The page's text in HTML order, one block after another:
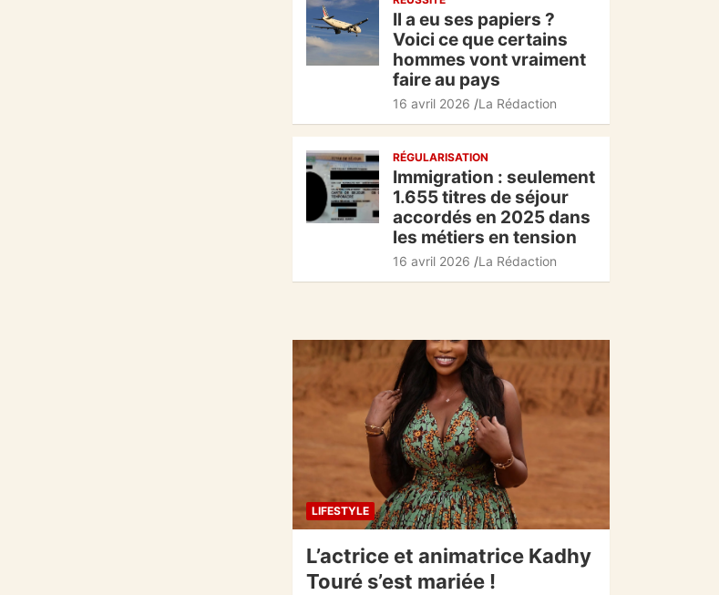
Il a eu ses papiers ?
Voici ce que certains
hommes vont vraiment
faire au pays
16 avril 2026 La Rédaction
RÉGULARISATION
Immigration : seulement
1.655 titres de séjour
accordés en 2025 dans
les métiers en tension
16 avril 2026 La Rédaction
LIFESTYLE
L’actrice et animatrice Kadhy
Touré s’est mariée !